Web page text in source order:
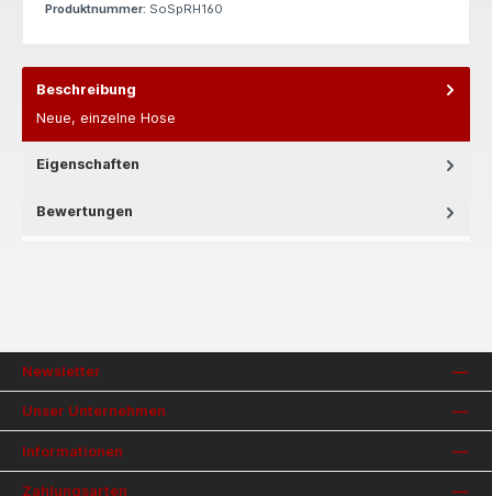
Produktnummer: SoSpRH160
Beschreibung
Neue, einzelne Hose
Eigenschaften
Bewertungen
Newsletter
Unser Unternehmen
Informationen
Zahlungsarten